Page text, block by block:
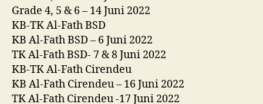
Grade 4, 5 & 6 – 14 Juni 2022
KB-TK Al-Fath BSD
KB Al-Fath BSD – 6 Juni 2022
TK Al-Fath BSD- 7 & 8 Juni 2022
KB-TK Al-Fath Cirendeu
KB Al-Fath Cirendeu – 16 Juni 2022
TK Al-Fath Cirendeu -17 Juni 2022